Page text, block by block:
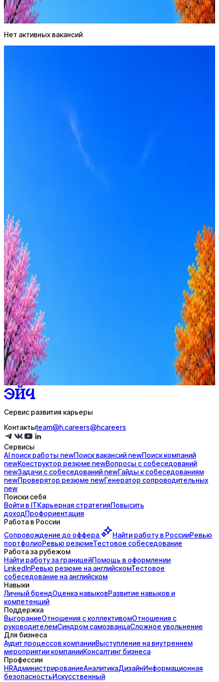
Нет активных вакансий
МАКИНТЕХ
0активные вакансии
Стратегия поиска с AI: рынки, позиции, вилка, каналы
Ежедневный подбор из 600+ источников
AI генерация сопроводительных писем
Сервис развития карьеры
Контактыteam@h.careers@hcareers
Сервисы
AI поискработы newПоисквакансий newПоисккомпаний
newКонструктор резюме newВопросы с собеседований
newЗадачи с собеседований newГайды ксобеседованиям
newПроверятор резюме newГенератор сопроводительных
new
Поиски себя
Войти в ITКарьерная стратегияПовысить
доходПрофориентация
Работа в России
Сопровождение до оффера Найти работу в РоссииРевью
портфолиоРевью резюмеТестовое собеседование
Работа за рубежом
Найти работу за границейПомощь в оформлении
LinkedInРевью резюме на английскомТестовое
собеседование на английском
Навыки
Личный брендОценка навыковРазвитие навыков и
компетенций
Поддержка
ВыгораниеОтношения с коллективомОтношения с
руководителемСиндром самозванцаСложное увольнение
Для бизнеса
Аудит процессов компанииВыступление на внутреннем
мероприятии компанииКонсалтинг бизнеса
Профессии
HRАдминистрированиеАналитикаДизайнИнформационная
безопасностьИскусственный